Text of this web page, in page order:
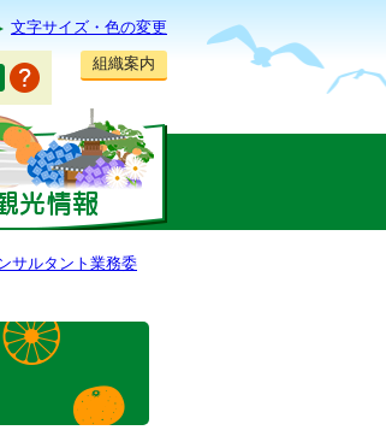
文字サイズ・色の変更
組織案内
サルタント業務委